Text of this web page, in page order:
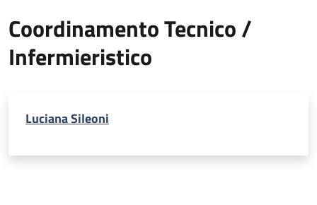
Coordinamento Tecnico /
Infermieristico
Luciana Sileoni